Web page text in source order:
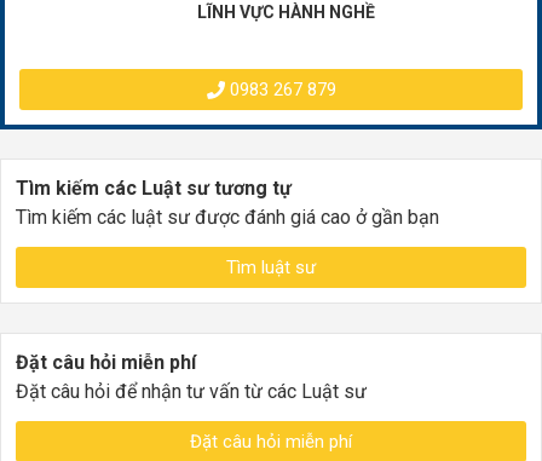
LĨNH VỰC HÀNH NGHỀ
0983 267 879
Tìm kiếm các Luật sư tương tự
Tìm kiếm các luật sư được đánh giá cao ở gần bạn
Tìm luật sư
Đặt câu hỏi miễn phí
Đặt câu hỏi để nhận tư vấn từ các Luật sư
Đặt câu hỏi miễn phí